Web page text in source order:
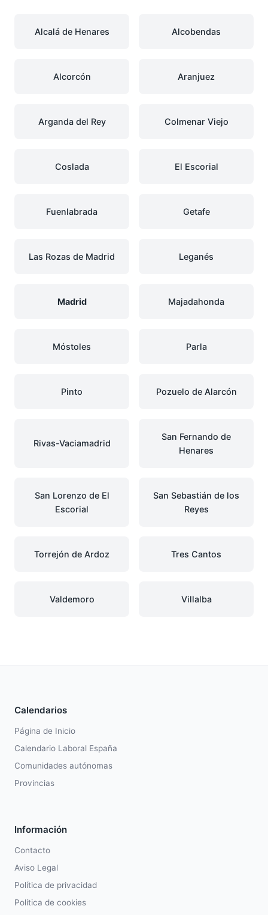
Alcalá de Henares Alcobendas
Alcorcón Aranjuez
Arganda del Rey Colmenar Viejo
Coslada El Escorial
Fuenlabrada Getafe
Las Rozas de Madrid Leganés
Madrid Majadahonda
Móstoles Parla
Pinto Pozuelo de Alarcón
Rivas-Vaciamadrid
San Fernando de
Henares
San Lorenzo de El
Escorial
San Sebastián de los
Reyes
Torrejón de Ardoz Tres Cantos
Valdemoro Villalba
Calendarios
Página de Inicio
Calendario Laboral España
Comunidades autónomas
Provincias
Información
Contacto
Aviso Legal
Política de privacidad
Política de cookies